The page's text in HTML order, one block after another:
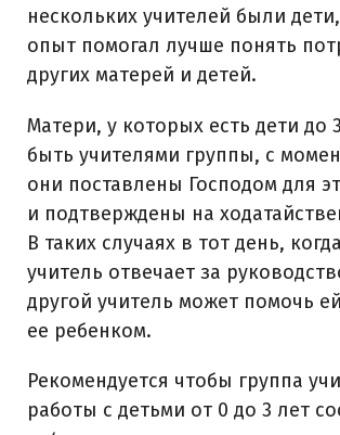
нескольких учителей были
опыт помогал лучше понять
других матерей и детей.
Матери, у которых есть дети до
быть учителями группы, с
они поставлены Господом для
и подтверждены на
В таких случаях в тот день,
учитель отвечает за
другой учитель может помочь
ее ребенком.
Рекомендуется чтобы группа
работы с детьми от 0 до 3 лет